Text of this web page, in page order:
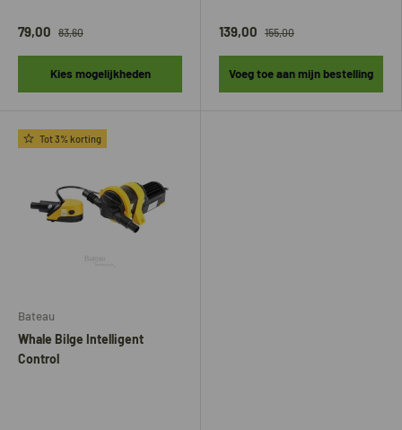
79,00 83,60
Kies mogelijkheden
139,00 155,00
Voeg toe aan mijn bestelling
Tot 3% korting
Bateau
Whale Bilge Intelligent
Control